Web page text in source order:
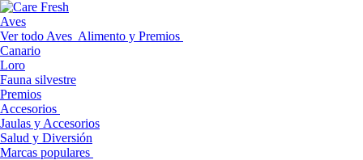
Aves
Ver todo Aves Alimento y Premios
Canario
Loro
Fauna silvestre
Premios
Accesorios
Jaulas y Accesorios
Salud y Diversión
Marcas populares